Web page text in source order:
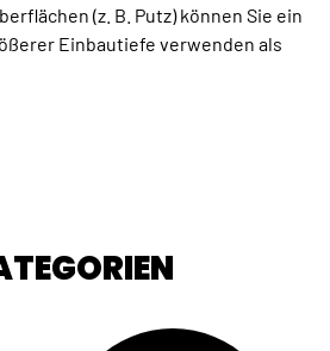
(z. B. Putz) können Sie ein
Einbautiefe verwenden als